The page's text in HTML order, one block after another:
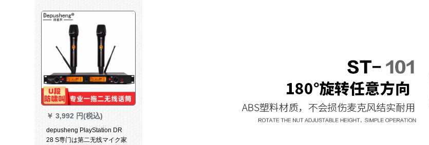
話を放します。（48 Vスライ
ドで電気を供給します。）
￥ 3,992 円(税込)
depusheng PlayStation DR
28 S専门は第二无线マイク家